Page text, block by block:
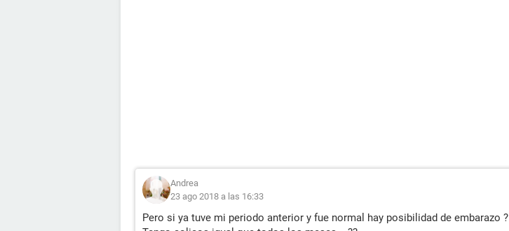
Andrea
23 ago 2018 a las 16:33
Pero si ya tuve mi periodo anterior y fue normal hay posibilidad de embarazo ?